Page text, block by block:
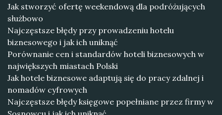
Jak stworzyć ofertę weekendową dla podróżujących
służbowo
Najczęstsze błędy przy prowadzeniu hotelu
biznesowego i jak ich uniknąć
Porównanie cen i standardów hoteli biznesowych w
największych miastach Polski
Jak hotele biznesowe adaptują się do pracy zdalnej i
nomadów cyfrowych
Najczęstsze błędy księgowe popełniane przez firmy w